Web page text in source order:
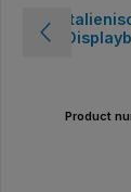
Product